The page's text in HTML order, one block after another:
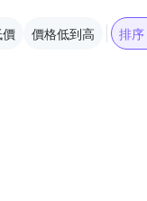
價格低到高 排序